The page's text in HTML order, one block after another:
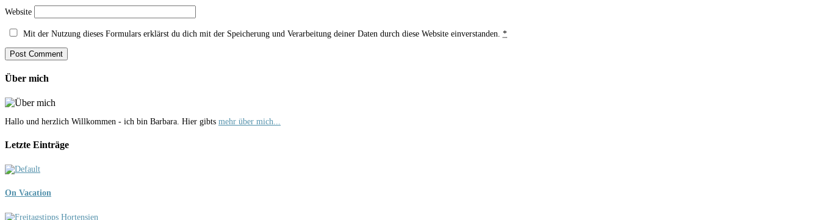
Website
Mit der Nutzung dieses Formulars erklärst du dich mit der Speicherung und Verarbeitung deiner Daten durch diese Website einverstanden. *
Über mich
Hallo und herzlich Willkommen - ich bin Barbara. Hier gibts mehr über mich...
Letzte Einträge
On Vacation